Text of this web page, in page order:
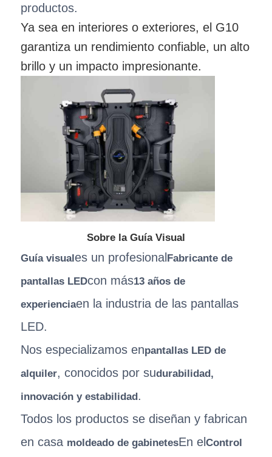
productos.
Ya sea en interiores o exteriores, el G10
garantiza un rendimiento confiable, un alto
brillo y un impacto impresionante.
Sobre la Guía Visual
Guía visuales un profesionalFabricante de
pantallas LEDcon más13 años de
experienciaen la industria de las pantallas
LED.
Nos especializamos enpantallas LED de
alquiler, conocidos por sudurabilidad,
innovación y estabilidad.
Todos los productos se diseñan y fabrican
en casa moldeado de gabinetesEn elControl